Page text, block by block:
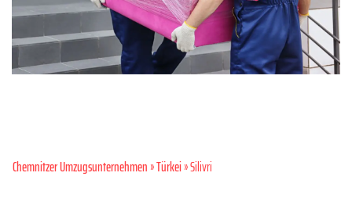
Chemnitzer Umzugsunternehmen»Türkei» Silivri